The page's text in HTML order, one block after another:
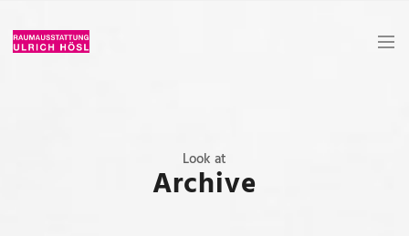
Look at
Archive